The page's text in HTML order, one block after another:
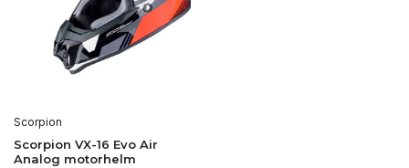
Scorpion
Scorpion VX-16 Evo Air
Analog motorhelm